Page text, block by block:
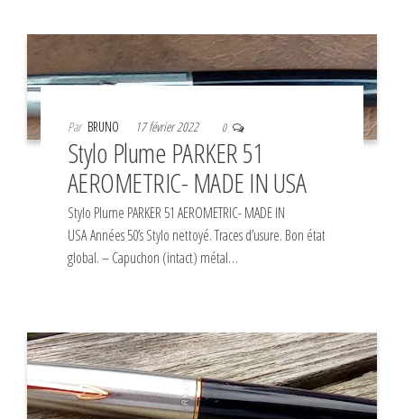
Par BRUNO 17 février 2022 0
Stylo Plume PARKER 51
AEROMETRIC- MADE IN USA
Stylo Plume PARKER 51 AEROMETRIC- MADE IN
USA Années 50’s Stylo nettoyé. Traces d’usure. Bon état
global. – Capuchon (intact) métal…